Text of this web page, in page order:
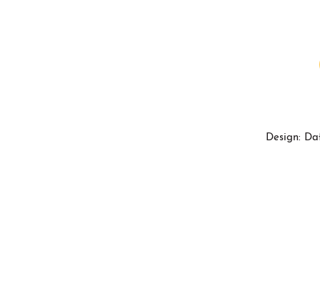
Design: